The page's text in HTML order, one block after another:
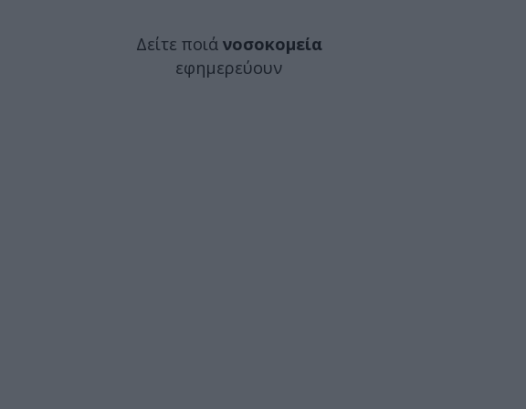
Δείτε ποιά νοσοκομεία
εφημερεύουν